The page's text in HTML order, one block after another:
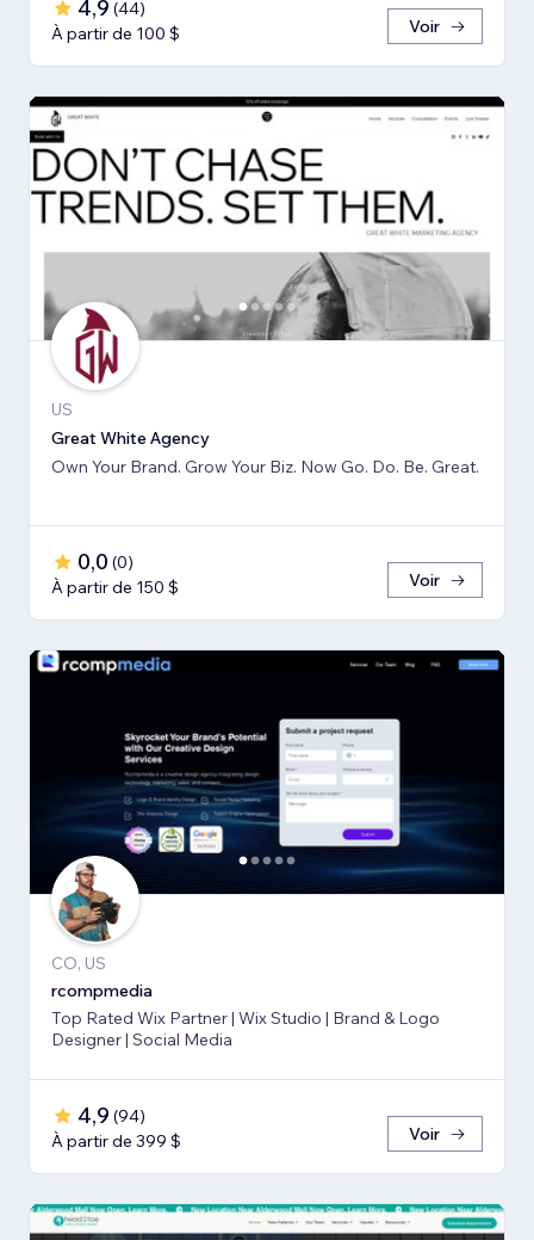
4,9 (44)
À partir de 100 $
Voir
US
Great White Agency
Own Your Brand. Grow Your Biz. Now Go. Do. Be. Great.
0,0 (0)
À partir de 150 $
Voir
CO, US
rcompmedia
Top Rated Wix Partner | Wix Studio | Brand & Logo
Designer | Social Media
4,9 (94)
À partir de 399 $
Voir